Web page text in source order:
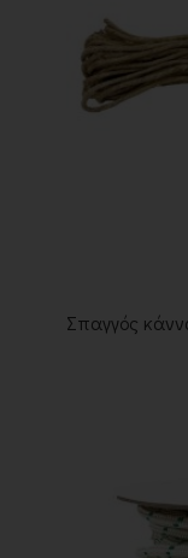
Σπαγγός